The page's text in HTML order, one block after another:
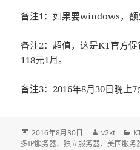
备注1：如果要windows，
备注2：超值，这是KT官方
118元1月。
备注3：2016年8月30日晚上7
发
布
2016年8月30日
作
者
v2kt
多IP服务器、独立服务器、美国服务